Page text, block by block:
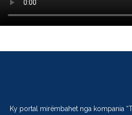
Ky portal mirëmbahet nga kompania “